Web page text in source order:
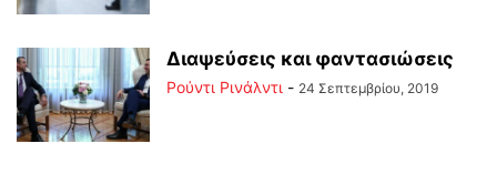
Διαψεύσεις και φαντασιώσεις
Ρούντι Ρινάλντι - 24 Σεπτεμβρίου, 2019